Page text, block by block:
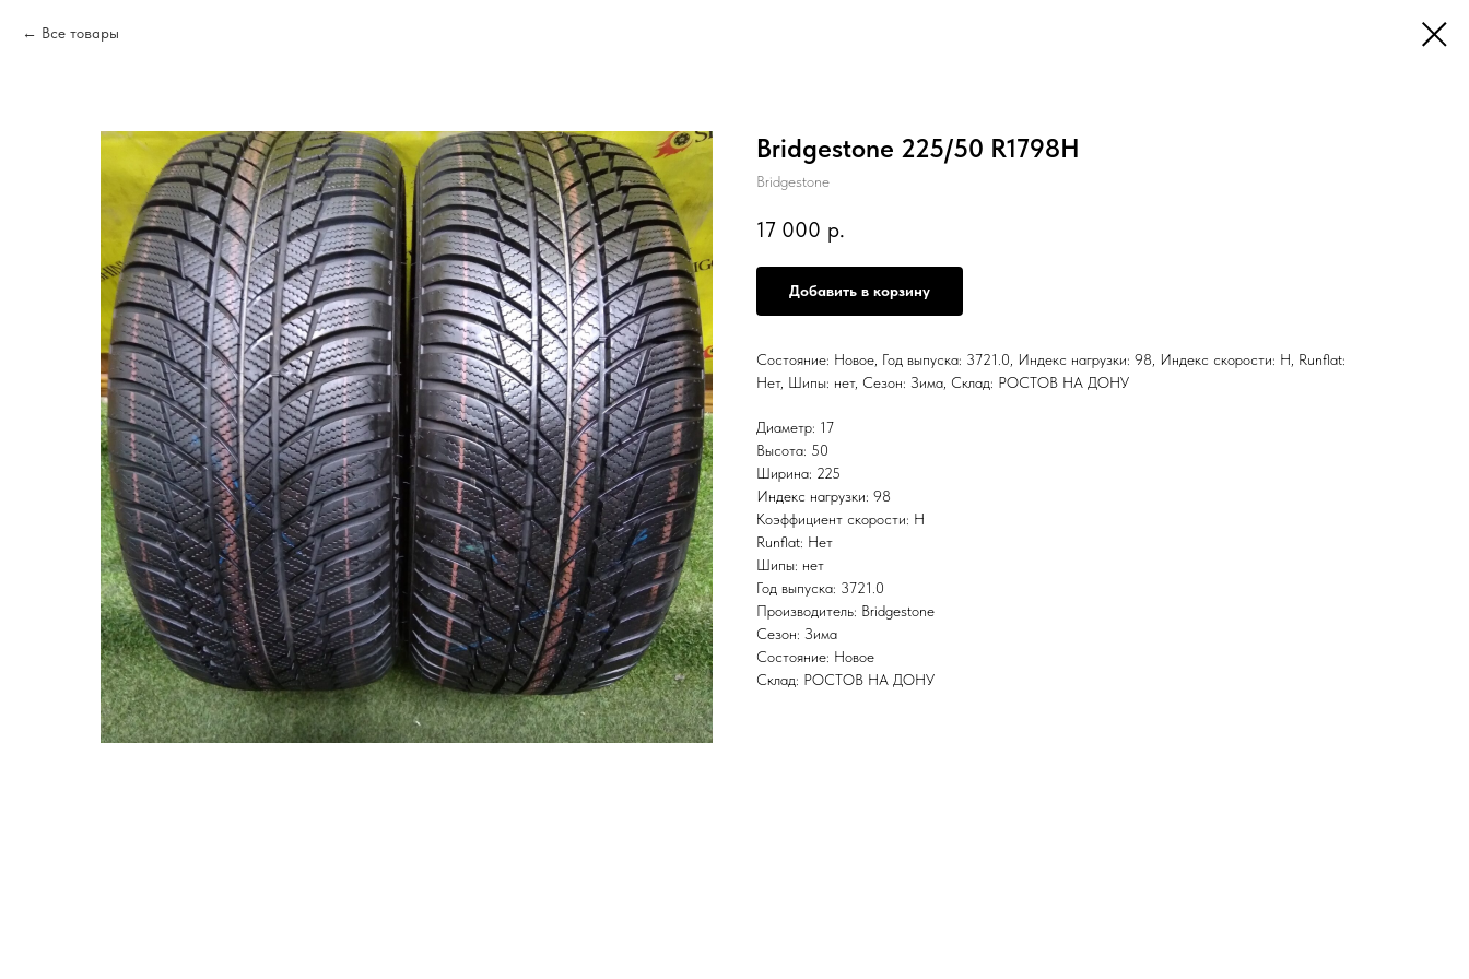
Все товары
Bridgestone 225/50 R1798H
Bridgestone
17 000 р.
Добавить в корзину
Состояние: Новое, Год выпуска: 3721.0, Индекс нагрузки: 98, Индекс скорости: H, Runflat:
Нет, Шипы: нет, Сезон: Зима, Склад: РОСТОВ НА ДОНУ
Диаметр: 17
Высота: 50
Ширина: 225
Индекс нагрузки: 98
Коэффициент скорости: H
Runflat: Нет
Шипы: нет
Год выпуска: 3721.0
Производитель: Bridgestone
Сезон: Зима
Состояние: Новое
Склад: РОСТОВ НА ДОНУ